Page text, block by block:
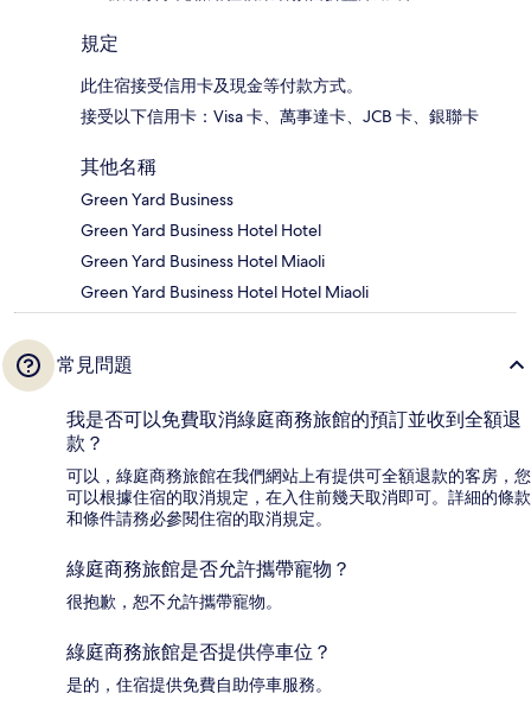
規定
此住宿接受信用卡及現金等付款方式。
接受以下信用卡：Visa 卡、萬事達卡、JCB 卡、銀聯卡
其他名稱
Green Yard Business
Green Yard Business Hotel Hotel
Green Yard Business Hotel Miaoli
Green Yard Business Hotel Hotel Miaoli
常見問題
我是否可以免費取消綠庭商務旅館的預訂並收到全額退
款？
可以，綠庭商務旅館在我們網站上有提供可全額退款的客房，您
可以根據住宿的取消規定，在入住前幾天取消即可。詳細的條款
和條件請務必參閱住宿的取消規定。
綠庭商務旅館是否允許攜帶寵物？
很抱歉，恕不允許攜帶寵物。
綠庭商務旅館是否提供停車位？
是的，住宿提供免費自助停車服務。